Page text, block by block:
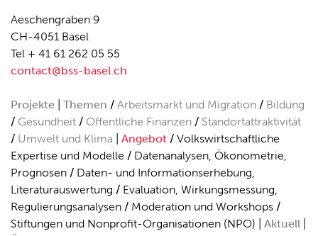
Aeschengraben 9
CH-4051 Basel
Tel + 41 61 262 05 55
contact@bss-basel.ch
Projekte Themen Arbeitsmarkt und Migration
Bildung
Gesundheit
Öffentliche Finanzen
Standortattraktivität
Umwelt und Klima
Angebot
Volkswirtschaftliche
Expertise und Modelle
Datenanalysen, Ökonometrie,
Prognosen
Daten- und Informationserhebung,
Literaturauswertung
Evaluation, Wirkungsmessung,
Regulierungsanalysen
Moderation und Workshops
Stiftungen und Nonprofit-Organisationen (NPO)
Aktuell